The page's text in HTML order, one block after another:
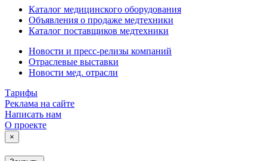
Каталог медицинского оборудования
Объявления о продаже медтехники
Каталог поставщиков медтехники
Новости и пресс-релизы компаний
Отраслевые выставки
Новости мед. отрасли
Тарифы
Реклама на сайте
Написать нам
О проекте
×